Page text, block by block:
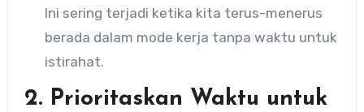
Ini sering terjadi ketika kita terus-menerus
berada dalam mode kerja tanpa waktu untuk
istirahat.
2. Prioritaskan Waktu untuk